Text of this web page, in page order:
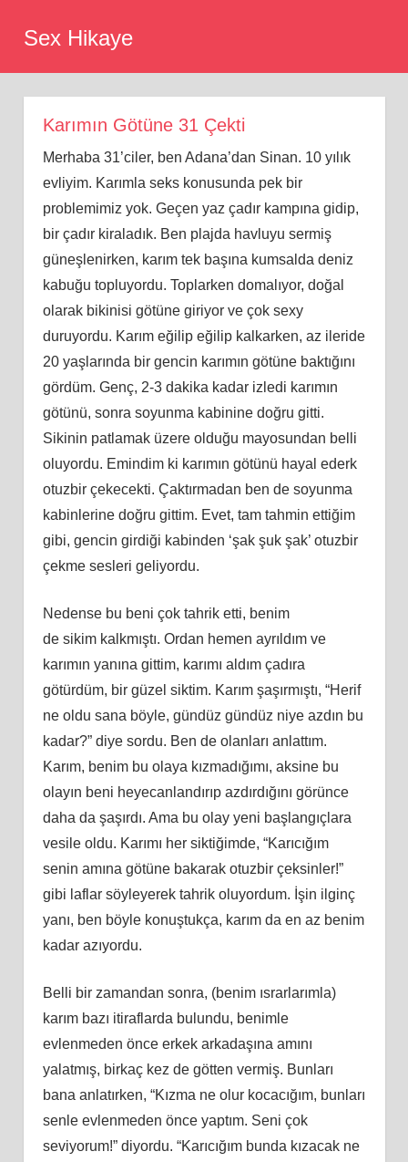
Sex Hikaye
Karımın Götüne 31 Çekti
Merhaba 31’ciler, ben Adana’dan Sinan. 10 yılık
evliyim. Karımla seks konusunda pek bir
problemimiz yok. Geçen yaz çadır kampına gidip,
bir çadır kiraladık. Ben plajda havluyu sermiş
güneşlenirken, karım tek başına kumsalda deniz
kabuğu topluyordu. Toplarken domalıyor, doğal
olarak bikinisi götüne giriyor ve çok sexy
duruyordu. Karım eğilip eğilip kalkarken, az ileride
20 yaşlarında bir gencin karımın götüne baktığını
gördüm. Genç, 2-3 dakika kadar izledi karımın
götünü, sonra soyunma kabinine doğru gitti.
Sikinin patlamak üzere olduğu mayosundan belli
oluyordu. Emindim ki karımın götünü hayal ederk
otuzbir çekecekti. Çaktırmadan ben de soyunma
kabinlerine doğru gittim. Evet, tam tahmin ettiğim
gibi, gencin girdiği kabinden ‘şak şuk şak’ otuzbir
çekme sesleri geliyordu.
Nedense bu beni çok tahrik etti, benim
de sikimkalkmıştı. Ordan hemen ayrıldım ve
karımın yanına gittim, karımı aldım çadıra
götürdüm, bir güzel siktim. Karım şaşırmıştı, “Herif
ne oldu sana böyle, gündüz gündüz niye azdın bu
kadar?” diye sordu. Ben de olanları anlattım.
Karım, benim bu olaya kızmadığımı, aksine bu
olayın beni heyecanlandırıp azdırdığını görünce
daha da şaşırdı. Ama bu olay yeni başlangıçlara
vesile oldu. Karımı her siktiğimde, “Karıcığım
senin amına götüne bakarak otuzbir çeksinler!”
gibi laflar söyleyerek tahrik oluyordum. İşin ilginç
yanı, ben böyle konuştukça, karım da en az benim
kadar azıyordu.
Belli bir zamandan sonra, (benim ısrarlarımla)
karım bazı itiraflarda bulundu, benimle
evlenmeden önce erkek arkadaşına amını
yalatmış, birkaç kez de götten vermiş. Bunları
bana anlatırken, “Kızma ne olur kocacığım, bunları
senle evlenmeden önce yaptım. Seni çok
seviyorum!” diyordu. “Karıcığım bunda kızacak ne